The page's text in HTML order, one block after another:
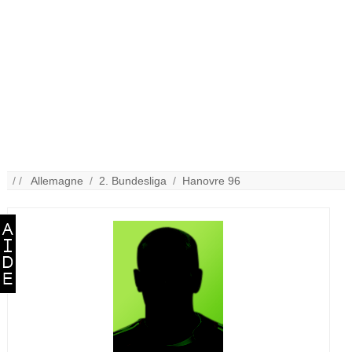
/ /Allemagne /2. Bundesliga / Hanovre 96